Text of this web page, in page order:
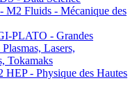
Fluids - Mécanique des
PLATO - Grandes
Lasers,
Tokamaks
- Physique des Hautes